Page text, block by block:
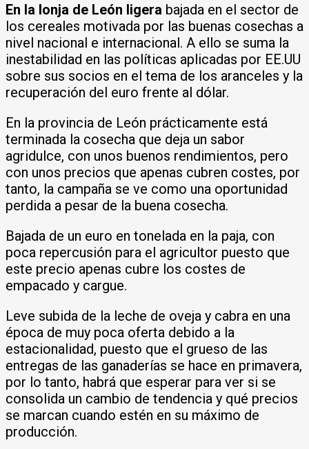
En la lonja de León ligera bajada en el sector de
los cereales motivada por las buenas cosechas a
nivel nacional e internacional. A ello se suma la
inestabilidad en las políticas aplicadas por EE.UU
sobre sus socios en el tema de los aranceles y la
recuperación del euro frente al dólar.
En la provincia de León prácticamente está
terminada la cosecha que deja un sabor
agridulce, con unos buenos rendimientos, pero
con unos precios que apenas cubren costes, por
tanto, la campaña se ve como una oportunidad
perdida a pesar de la buena cosecha.
Bajada de un euro en tonelada en la paja, con
poca repercusión para el agricultor puesto que
este precio apenas cubre los costes de
empacado y cargue.
Leve subida de la leche de oveja y cabra en una
época de muy poca oferta debido a la
estacionalidad, puesto que el grueso de las
entregas de las ganaderías se hace en primavera,
por lo tanto, habrá que esperar para ver si se
consolida un cambio de tendencia y qué precios
se marcan cuando estén en su máximo de
producción.